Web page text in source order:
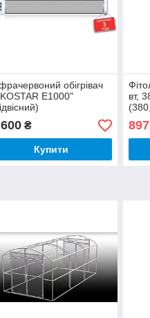
обігрівач
E1000"
₴
Купити
вт,
nm)